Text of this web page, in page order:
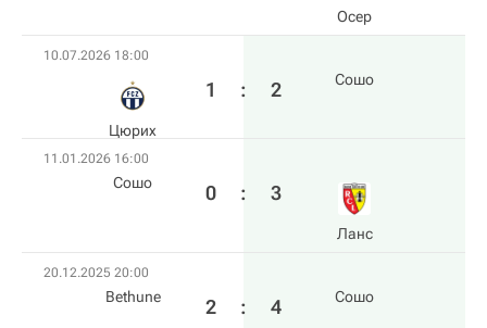
Осер
10.07.2026 18:00
Цюрих
1 : 2 Сошо
11.01.2026 16:00
Сошо 0 : 3
Ланс
20.12.2025 20:00
Bethune 2 : 4 Сошо